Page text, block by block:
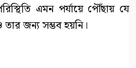
এমন পর্যায়ে পৌঁছায় যে
জন্য সম্ভব হয়নি।